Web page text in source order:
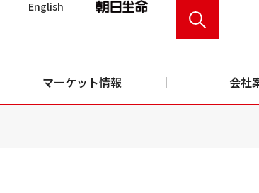
English
マーケット情報 会社